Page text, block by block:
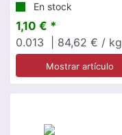
En stock
1,10 € *
0.013
| 84,62 € / kg
Mostrar artículo